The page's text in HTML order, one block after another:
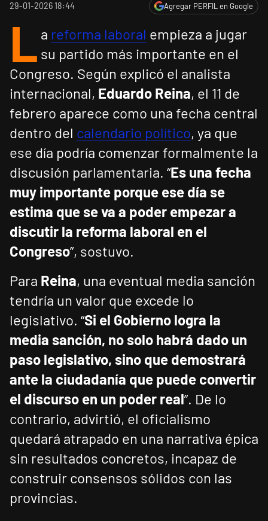
29-01-2026 18:44 Agregar PERFIL en Google
L a reforma laboral empieza a jugar
su partido más importante en el
Congreso. Según explicó el analista
internacional, Eduardo Reina, el 11 de
febrero aparece como una fecha central
dentro del calendario político, ya que
ese día podría comenzar formalmente la
discusión parlamentaria. “Es una fecha
muy importante porque ese día se
estima que se va a poder empezar a
discutir la reforma laboral en el
Congreso”, sostuvo.
Para Reina, una eventual media sanción
tendría un valor que excede lo
legislativo. “Si el Gobierno logra la
media sanción, no solo habrá dado un
paso legislativo, sino que demostrará
ante la ciudadanía que puede convertir
el discurso en un poder real”. De lo
contrario, advirtió, el oficialismo
quedará atrapado en una narrativa épica
sin resultados concretos, incapaz de
construir consensos sólidos con las
provincias.